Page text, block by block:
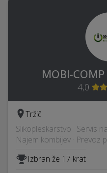
MOBI-
4,0
Tržič
Slikopleskarstvo · Servis
Najem kombijev · Prevoz
Izbran že 17 krat